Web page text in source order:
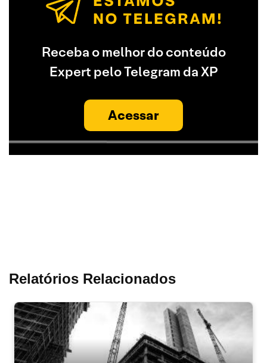
Receba o melhor do conteúdo
Expert pelo Telegram da XP
Acessar
Relatórios Relacionados